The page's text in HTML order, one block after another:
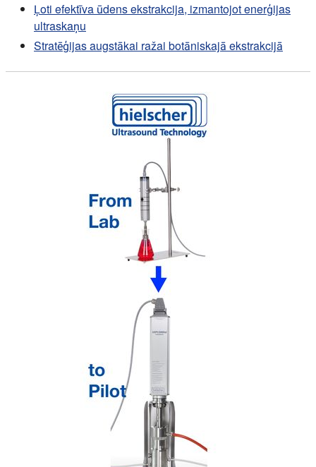
Ļoti efektīva ūdens ekstrakcija, izmantojot enerģijas
ultraskaņu
Stratēģijas augstākai ražai botāniskajā ekstrakcijā